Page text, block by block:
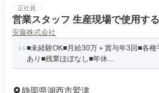
正社員
営業スタッフ 生産現場で使用す
安藤株式会社
■未経験OK■月給30万＋賞与年3回■各
あり■残業ほぼなし■年休...
静岡県湖西市鷲津